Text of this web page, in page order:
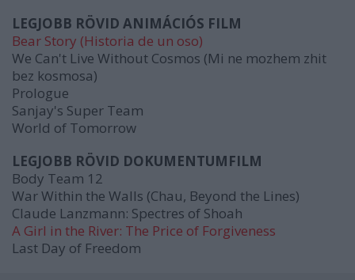
LEGJOBB RÖVID ANIMÁCIÓS FILM
Bear Story (Historia de un oso)
We Can't Live Without Cosmos (Mi ne mozhem zhit
bez kosmosa)
Prologue
Sanjay's Super Team
World of Tomorrow
LEGJOBB RÖVID DOKUMENTUMFILM
Body Team 12
War Within the Walls (Chau, Beyond the Lines)
Claude Lanzmann: Spectres of Shoah
A Girl in the River: The Price of Forgiveness
Last Day of Freedom